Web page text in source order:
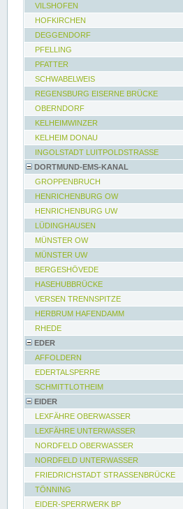
VILSHOFEN
HOFKIRCHEN
DEGGENDORF
PFELLING
PFATTER
SCHWABELWEIS
REGENSBURG EISERNE BRÜCKE
OBERNDORF
KELHEIMWINZER
KELHEIM DONAU
INGOLSTADT LUITPOLDSTRASSE
DORTMUND-EMS-KANAL
GROPPENBRUCH
HENRICHENBURG OW
HENRICHENBURG UW
LÜDINGHAUSEN
MÜNSTER OW
MÜNSTER UW
BERGESHÖVEDE
HASEHUBBRÜCKE
VERSEN TRENNSPITZE
HERBRUM HAFENDAMM
RHEDE
EDER
AFFOLDERN
EDERTALSPERRE
SCHMITTLOTHEIM
EIDER
LEXFÄHRE OBERWASSER
LEXFÄHRE UNTERWASSER
NORDFELD OBERWASSER
NORDFELD UNTERWASSER
FRIEDRICHSTADT STRASSENBRÜCKE
TÖNNING
EIDER-SPERRWERK BP